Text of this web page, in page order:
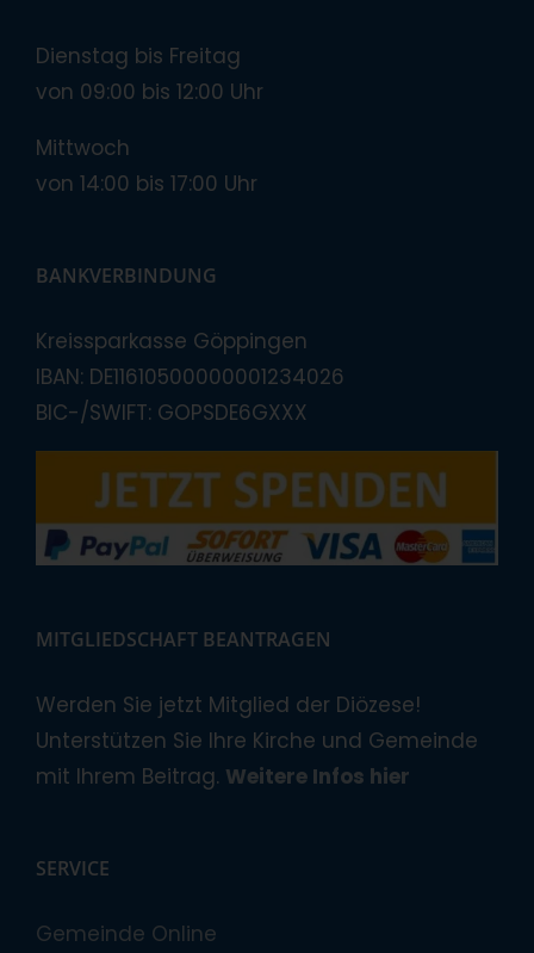
Dienstag bis Freitag
von 09:00 bis 12:00 Uhr
Mittwoch
von 14:00 bis 17:00 Uhr
BANKVERBINDUNG
Kreissparkasse Göppingen
IBAN: DE11610500000001234026
BIC-/SWIFT: GOPSDE6GXXX
MITGLIEDSCHAFT BEANTRAGEN
Werden Sie jetzt Mitglied der Diözese!
Unterstützen Sie Ihre Kirche und Gemeinde
mit Ihrem Beitrag. Weitere Infos hier
SERVICE
Gemeinde Online